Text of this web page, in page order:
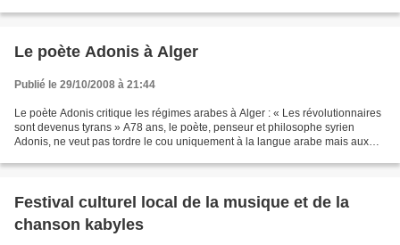
Le poète Adonis à Alger
Publié le 29/10/2008 à 21:44
Le poète Adonis critique les régimes arabes à Alger : « Les révolutionnaires
sont devenus tyrans » A78 ans, le poète, penseur et philosophe syrien
Adonis, ne veut pas tordre le cou uniquement à la langue arabe mais aux
Festival culturel local de la musique et de la
chanson kabyles